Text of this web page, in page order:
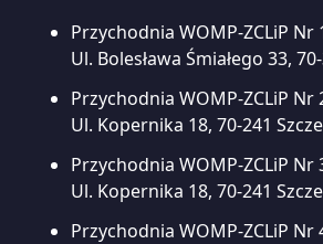
Przychodnia WOMP-ZCLiP Nr
Ul. Bolesława Śmiałego 33,
Przychodnia WOMP-ZCLiP Nr
Ul. Kopernika 18, 70-241
Przychodnia WOMP-ZCLiP Nr
Ul. Kopernika 18, 70-241
Przychodnia WOMP-ZCLiP Nr